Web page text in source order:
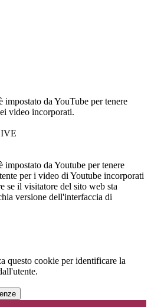
impostato da YouTube per tenere
video incorporati.
impostato da Youtube per tenere
per i video di Youtube incorporati
se il visitatore del sito web sta
versione dell'interfaccia di
questo cookie per identificare la